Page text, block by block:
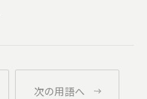
次の用語へ